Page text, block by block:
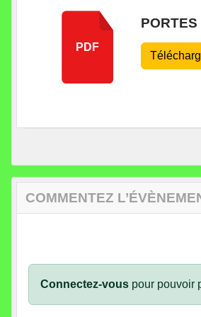
PDF
COMMENTEZ
Connectez-vous pour pouvoir